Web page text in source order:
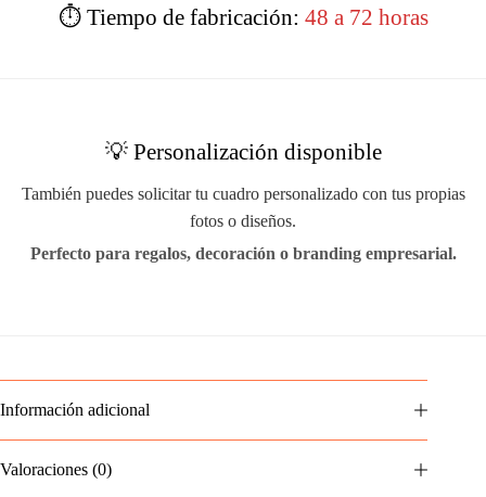
⏱️ Tiempo de fabricación: 48 a 72 horas
💡 Personalización disponible
También puedes solicitar tu cuadro personalizado con tus propias
fotos o diseños.
Perfecto para regalos, decoración o branding empresarial.
Información adicional
Valoraciones (0)